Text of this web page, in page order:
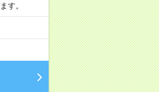
す。